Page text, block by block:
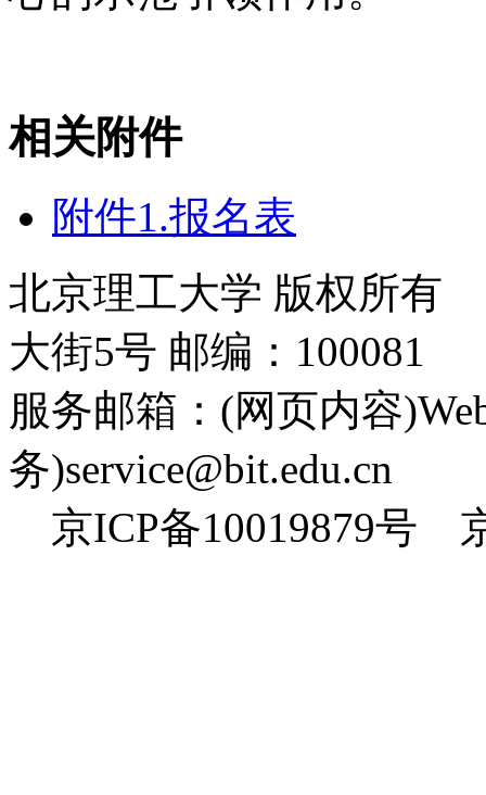
相关附件
附件1.报名表
北京理工大学 版权所
大街5号 邮编：100081
服务邮箱：(网页内容
务)service@bit.edu.cn
京ICP备10019879号